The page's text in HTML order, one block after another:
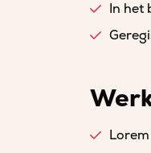
In het